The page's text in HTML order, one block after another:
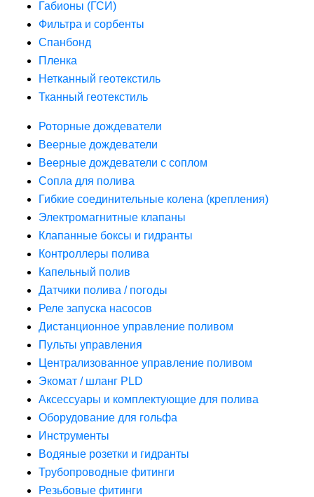
Габионы (ГСИ)
Фильтра и сорбенты
Спанбонд
Пленка
Нетканный геотекстиль
Тканный геотекстиль
Роторные дождеватели
Веерные дождеватели
Веерные дождеватели с соплом
Сопла для полива
Гибкие соединительные колена (крепления)
Электромагнитные клапаны
Клапанные боксы и гидранты
Контроллеры полива
Капельный полив
Датчики полива / погоды
Реле запуска насосов
Дистанционное управление поливом
Пульты управления
Централизованное управление поливом
Экомат / шланг PLD
Аксессуары и комплектующие для полива
Оборудование для гольфа
Инструменты
Водяные розетки и гидранты
Трубопроводные фитинги
Резьбовые фитинги